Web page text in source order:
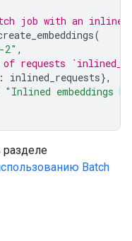
job with an inline
(
2" ,
requests
: inlined_requests},
"Inlined embeddings
Batch